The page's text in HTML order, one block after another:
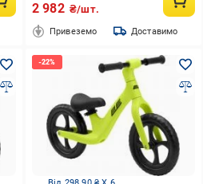
2 982 ₴/шт.
Привеземо Доставимо